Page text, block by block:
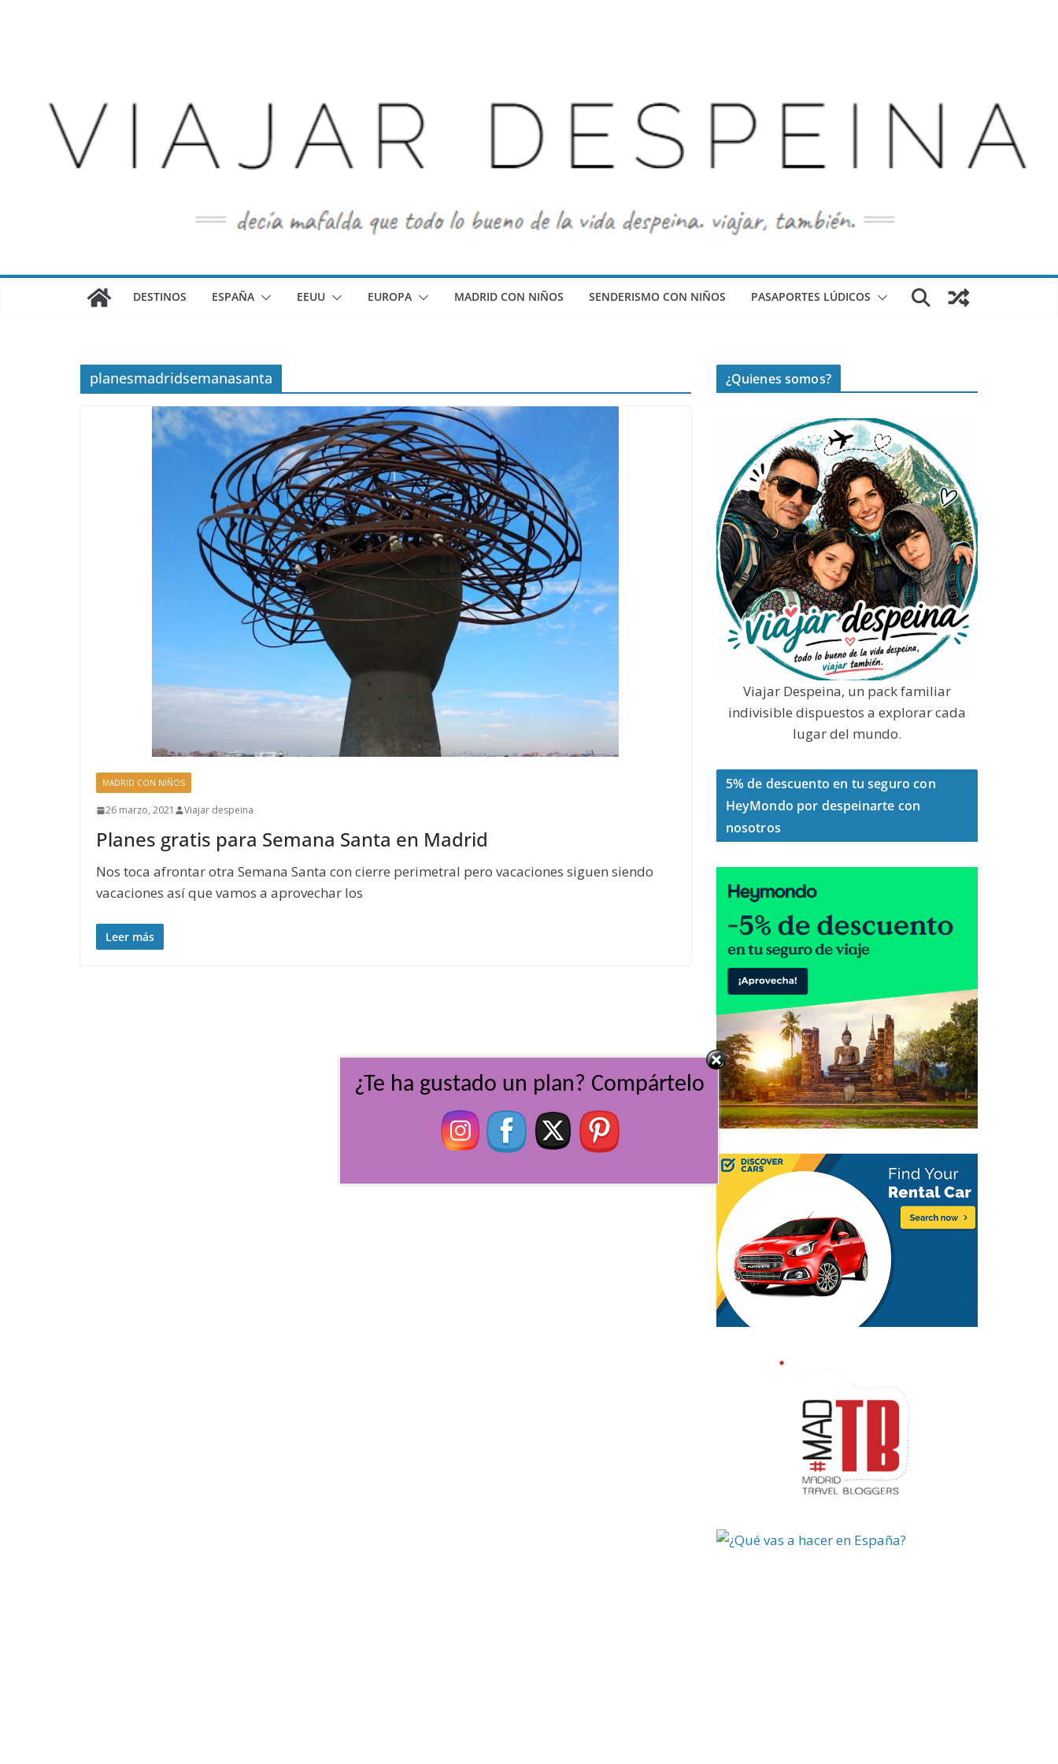
DESTINOS ESPAÑA EEUU EUROPA MADRID CON NIÑOS SENDERISMO CON NIÑOS PASAPORTES LÚDICOS
planesmadridsemanasanta
MADRID CON NIÑOS
26 marzo, 2021 Viajar despeina
Planes gratis para Semana Santa en Madrid
Nos toca afrontar otra Semana Santa con cierre perimetral pero vacaciones siguen siendo
vacaciones así que vamos a aprovechar los
Leer más
¿Quienes somos?
Viajar Despeina, un pack familiar
indivisible dispuestos a explorar cada
lugar del mundo.
5% de descuento en tu seguro con
HeyMondo por despeinarte con
nosotros
¿Te ha gustado un plan? Compártelo